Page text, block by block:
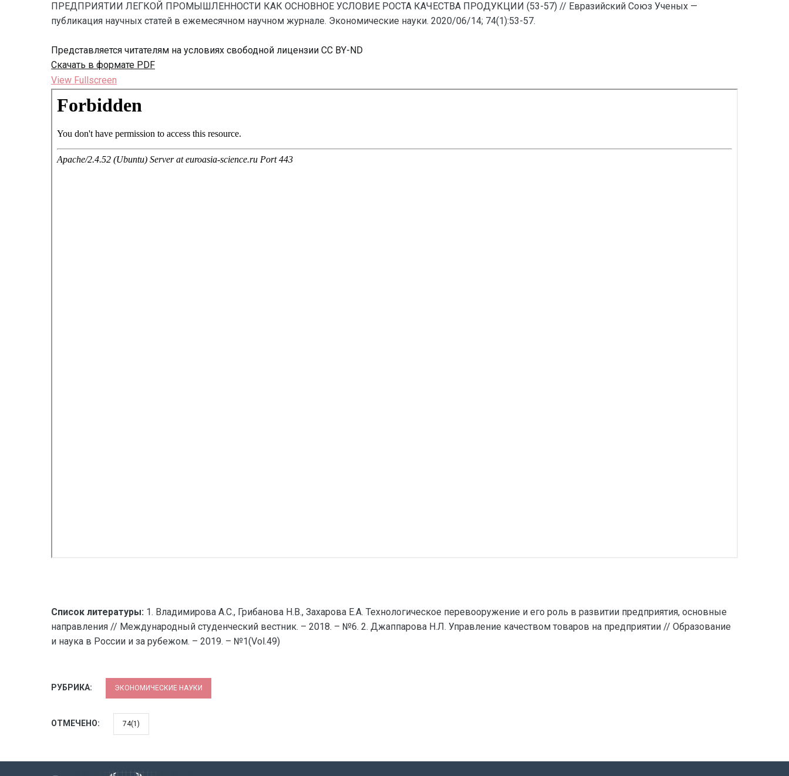
ПРЕДПРИЯТИИ ЛЕГКОЙ ПРОМЫШЛЕННОСТИ КАК ОСНОВНОЕ УСЛОВИЕ РОСТА КАЧЕСТВА ПРОДУКЦИИ (53-57) // Евразийский Союз Ученых —
публикация научных статей в ежемесячном научном журнале. Экономические науки. 2020/06/14; 74(1):53-57.
Представляется читателям на условиях свободной лицензии CC BY-ND
Скачать в формате PDF
View Fullscreen
Перейти
содержимому
Список литературы: 1. Владимирова А.С., Грибанова Н.В., Захарова Е.А. Технологическое перевооружение и его роль в развитии предприятия, основные
направления // Международный студенческий вестник. – 2018. – №6. 2. Джаппарова Н.Л. Управление качеством товаров на предприятии // Образование
и наука в России и за рубежом. – 2019. – №1(Vol.49)
РУБРИКА: ЭКОНОМИЧЕСКИЕ НАУКИ
ОТМЕЧЕНО: 74(1)